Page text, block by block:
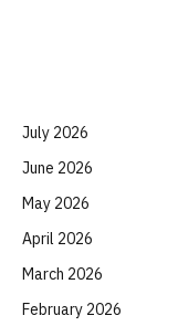
July 2026
June 2026
May 2026
April 2026
March 2026
February 2026